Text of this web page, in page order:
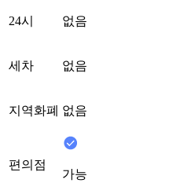
24시 없음
세차 없음
지역화폐 없음
편의점
가능